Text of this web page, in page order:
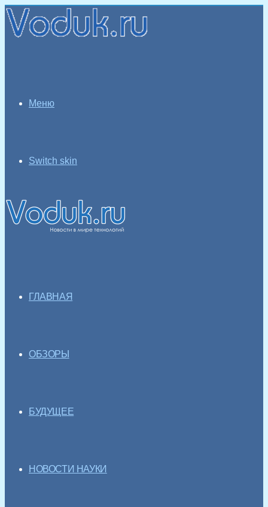
Меню
Switch skin
ГЛАВНАЯ
ОБЗОРЫ
БУДУЩЕЕ
НОВОСТИ НАУКИ